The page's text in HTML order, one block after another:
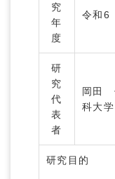
究
年
度
令和6
研
究
代
表
者
岡田
科大
研究目的